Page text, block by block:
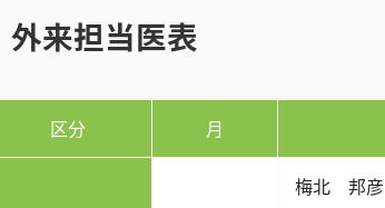
外来担当医表
区分 月
梅北 邦彦